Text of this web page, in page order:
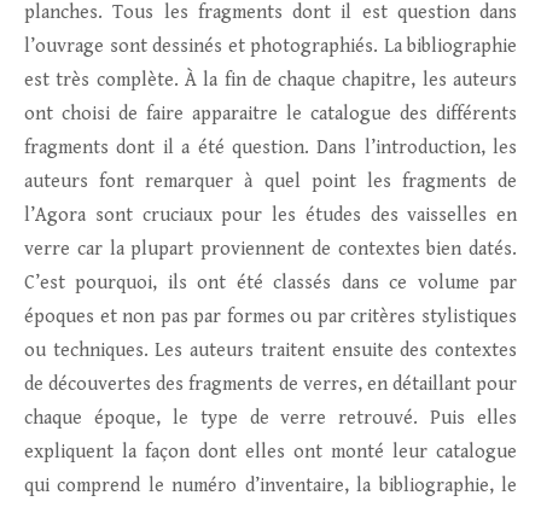
planches. Tous les fragments dont il est question dans
l’ouvrage sont dessinés et photographiés. La bibliographie
est très complète. À la fin de chaque chapitre, les auteurs
ont choisi de faire apparaitre le catalogue des différents
fragments dont il a été question. Dans l’introduction, les
auteurs font remarquer à quel point les fragments de
l’Agora sont cruciaux pour les études des vaisselles en
verre car la plupart proviennent de contextes bien datés.
C’est pourquoi, ils ont été classés dans ce volume par
époques et non pas par formes ou par critères stylistiques
ou techniques. Les auteurs traitent ensuite des contextes
de découvertes des fragments de verres, en détaillant pour
chaque époque, le type de verre retrouvé. Puis elles
expliquent la façon dont elles ont monté leur catalogue
qui comprend le numéro d’inventaire, la bibliographie, le